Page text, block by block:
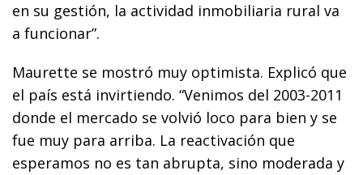
en su gestión, la actividad inmobiliaria rural va
a funcionar”.
Maurette se mostró muy optimista. Explicó que
el país está invirtiendo. “Venimos del 2003-2011
donde el mercado se volvió loco para bien y se
fue muy para arriba. La reactivación que
esperamos no es tan abrupta, sino moderada y